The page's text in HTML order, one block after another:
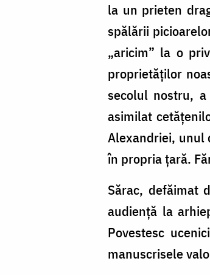
la un prieten
spălării
„aricim” la o
proprietăților
secolul nostru,
asimilat
Alexandriei, unul
în propria țară.
Sărac, defăimat
audiență la
Povestesc
manuscrisele